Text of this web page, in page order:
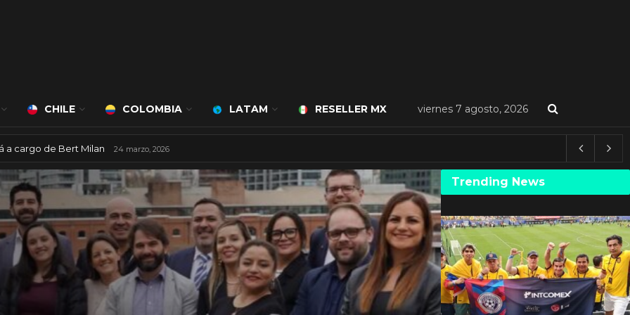
CHILE COLOMBIA LATAM RESELLER MX viernes 7 agosto, 2026
a cargo de Bert Milan 24 marzo, 2026
Trending News